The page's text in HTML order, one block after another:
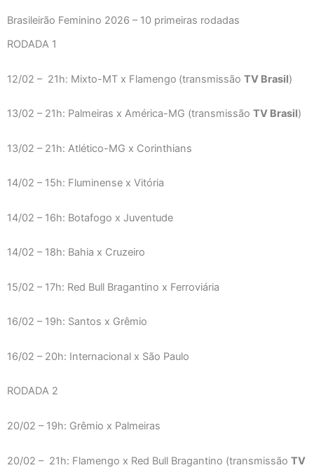
Brasileirão Feminino 2026 – 10 primeiras rodadas
RODADA 1
12/02 – 21h: Mixto-MT x Flamengo (transmissão TV Brasil)
13/02 – 21h: Palmeiras x América-MG (transmissão TV Brasil)
13/02 – 21h: Atlético-MG x Corinthians
14/02 – 15h: Fluminense x Vitória
14/02 – 16h: Botafogo x Juventude
14/02 – 18h: Bahia x Cruzeiro
15/02 – 17h: Red Bull Bragantino x Ferroviária
16/02 – 19h: Santos x Grêmio
16/02 – 20h: Internacional x São Paulo
RODADA 2
20/02 – 19h: Grêmio x Palmeiras
20/02 – 21h: Flamengo x Red Bull Bragantino (transmissão TV